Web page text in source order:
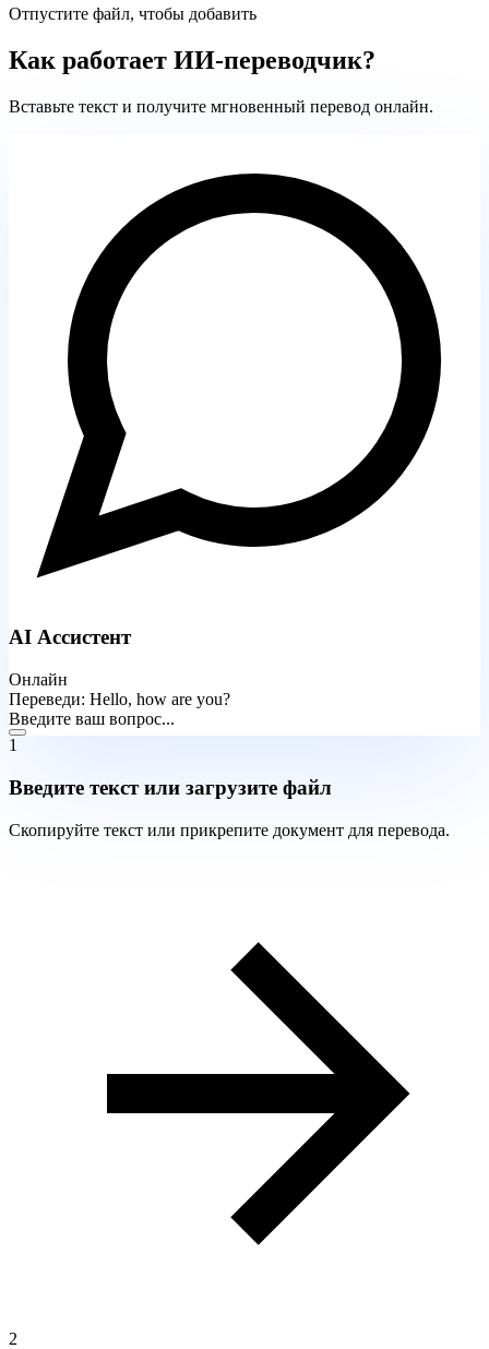
Отпустите файл, чтобы добавить
Как работает ИИ-переводчик?
Вставьте текст и получите мгновенный перевод онлайн.
AI Ассистент
Онлайн
Переведи: Hello, how are you?
Введите ваш вопрос...
1
Введите текст или загрузите файл
Скопируйте текст или прикрепите документ для перевода.
2